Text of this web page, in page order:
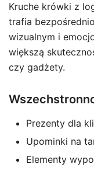
Kruche krówki z
trafia
wizualnym i
większą
czy gadżety.
Prezenty dla
Upominki na
Elementy